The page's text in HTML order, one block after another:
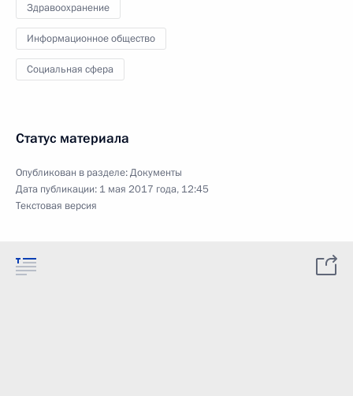
Здравоохранение
Информационное общество
Социальная сфера
Статус материала
Опубликован в разделе:Документы
Дата публикации: 1 мая 2017 года, 12:45
Текстовая версия